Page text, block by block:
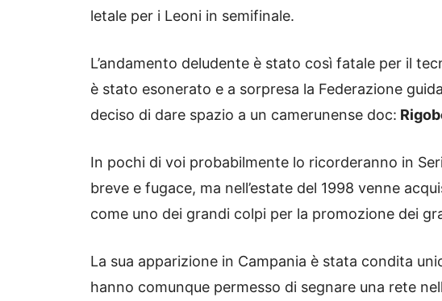
letale per i Leoni in semifinale.
L’andamento deludente è stato così fatale per il
è stato esonerato e a sorpresa la Federazione
deciso di dare spazio a un camerunense doc:
In pochi di voi probabilmente lo ricorderanno in
breve e fugace, ma nell’estate del 1998 venne
come uno dei grandi colpi per la promozione dei
La sua apparizione in Campania è stata condita
hanno comunque permesso di segnare una rete